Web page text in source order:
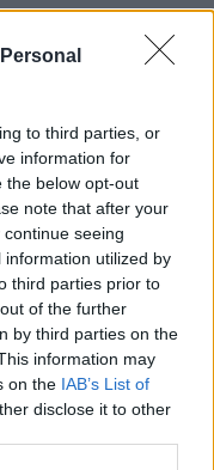
to third parties, or
information for
the below opt-out
note that after your
seeing
utilized by
third parties prior to
of the further
by third parties on the
information may
on the IAB’s List of
disclose it to other
Drive
NC 27560 USA
+1 (855) 253-6686
B.V. Sp. z
Daimlera 1